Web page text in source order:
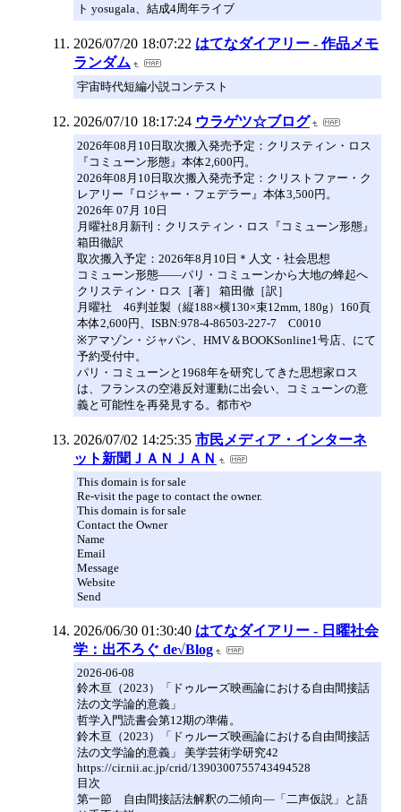
ト yosugala、結成4周年ライブ
2026/07/20 18:07:22 はてなダイアリー - 作品メモ
ランダム
宇宙時代短編小説コンテスト
2026/07/10 18:17:24 ウラゲツ☆ブログ
2026年08月10日取次搬入発売予定：クリスティン・ロス
『コミューン形態』本体2,600円。
2026年08月10日取次搬入発売予定：クリストファー・ク
レアリー『ロジャー・フェデラー』本体3,500円。
2026年 07月 10日
月曜社8月新刊：クリスティン・ロス『コミューン形態』
箱田徹訳
取次搬入予定：2026年8月10日＊人文・社会思想
コミューン形態――パリ・コミューンから大地の蜂起へ
クリスティン・ロス［著］ 箱田徹［訳］
月曜社 46判並製（縦188×横130×束12mm, 180g）160頁
本体2,600円、ISBN:978-4-86503-227-7 C0010
※アマゾン・ジャパン、HMV＆BOOKSonline1号店、にて
予約受付中。
パリ・コミューンと1968年を研究してきた思想家ロス
は、フランスの空港反対運動に出会い、コミューンの意
義と可能性を再発見する。都市や
2026/07/02 14:25:35 市民メディア・インターネ
ット新聞ＪＡＮＪＡＮ
This domain is for sale
Re-visit the page to contact the owner.
This domain is for sale
Contact the Owner
Name
Email
Message
Website
Send
2026/06/30 01:30:40 はてなダイアリー - 日曜社会
学：出不ろぐ de√Blog
2026-06-08
鈴木亘（2023）「ドゥルーズ映画論における自由間接話
法の文学論的意義」
哲学入門読書会第12期の準備。
鈴木亘（2023）「ドゥルーズ映画論における自由間接話
法の文学論的意義」 美学芸術学研究42
https://cir.nii.ac.jp/crid/1390300755743494528
目次
第一節 自由間接話法解釈の二傾向―「二声仮説」と語